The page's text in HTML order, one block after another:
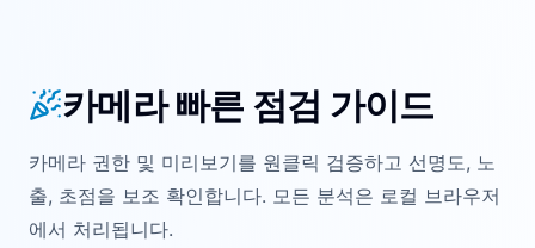
카메라 빠른 점검 가이드
카메라 권한 및 미리보기를 원클릭 검증하고 선명도, 노
출, 초점을 보조 확인합니다. 모든 분석은 로컬 브라우저
에서 처리됩니다.